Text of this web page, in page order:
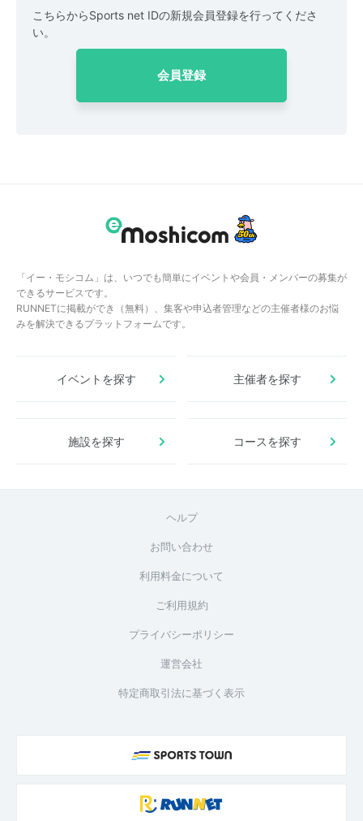
こちらからSports net IDの新規会員登録を行ってくださ
い。
会員登録
「イー・モシコム」は、いつでも簡単にイベントや会員・メンバーの募集が
できるサービスです。
RUNNETに掲載ができ（無料）、集客や申込者管理などの主催者様のお悩
みを解決できるプラットフォームです。
イベントを探す 主催者を探す
施設を探す コースを探す
ヘルプ
お問い合わせ
利用料金について
ご利用規約
プライバシーポリシー
運営会社
特定商取引法に基づく表示